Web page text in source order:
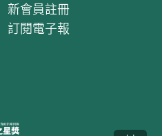
新會員註冊
訂閱電子報